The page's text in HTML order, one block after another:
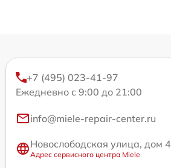
+7 (495) 023-41-97
Ежедневно с 9:00 до 21:00
info@miele-repair-center.ru
Новослободская улица, дом 4
Адрес сервисного центра Miele